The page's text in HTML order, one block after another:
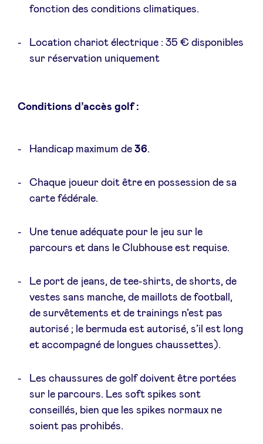
fonction des conditions climatiques.
Location chariot électrique : 35 € disponibles
sur réservation uniquement
Conditions d’accès golf :
Handicap maximum de 36.
Chaque joueur doit être en possession de sa
carte fédérale.
Une tenue adéquate pour le jeu sur le
parcours et dans le Clubhouse est requise.
Le port de jeans, de tee-shirts, de shorts, de
vestes sans manche, de maillots de football,
de survêtements et de trainings n’est pas
autorisé ; le bermuda est autorisé, s’il est long
et accompagné de longues chaussettes).
Les chaussures de golf doivent être portées
sur le parcours. Les soft spikes sont
conseillés, bien que les spikes normaux ne
soient pas prohibés.